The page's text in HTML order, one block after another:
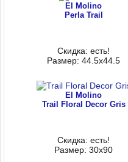
El Molino
Perla Trail
Скидка: есть!
Размер: 44.5x44.5
El Molino
Trail Floral Decor Gris
Скидка: есть!
Размер: 30x90